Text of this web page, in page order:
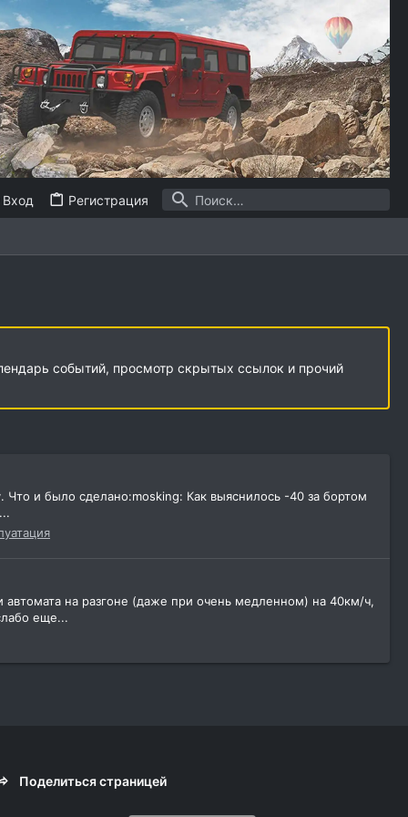
Вход Регистрация
событий, просмотр скрытых ссылок и прочий
Что и было сделано:mosking: Как выяснилось -40 за бортом
автомата на разгоне (даже при очень медленном) на 40км/ч,
еще...
Поделиться страницей